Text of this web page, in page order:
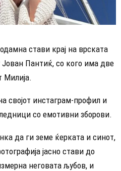
стави крај на врската
Јован Пантиќ, со кого има две
Милија.
својот инстаграм-профил и
со емотивни зборови.
да ги земе ќерката и синот,
јасно стави до
неговата љубов, и